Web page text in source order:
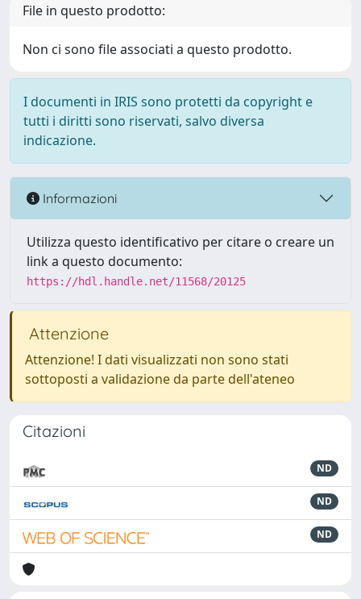
File in questo prodotto:
Non ci sono file associati a questo prodotto.
I documenti in IRIS sono protetti da copyright e
tutti i diritti sono riservati, salvo diversa
indicazione.
Informazioni
Utilizza questo identificativo per citare o creare un
link a questo documento:
https://hdl.handle.net/11568/20125
Attenzione
Attenzione! I dati visualizzati non sono stati
sottoposti a validazione da parte dell'ateneo
Citazioni
ND
ND
ND